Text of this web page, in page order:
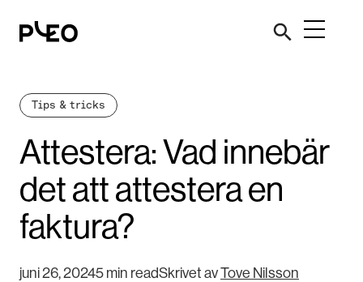
Tips & tricks
Attestera: Vad innebär
det att attestera en
faktura?
juni 26, 20245 min readSkrivet avTove Nilsson